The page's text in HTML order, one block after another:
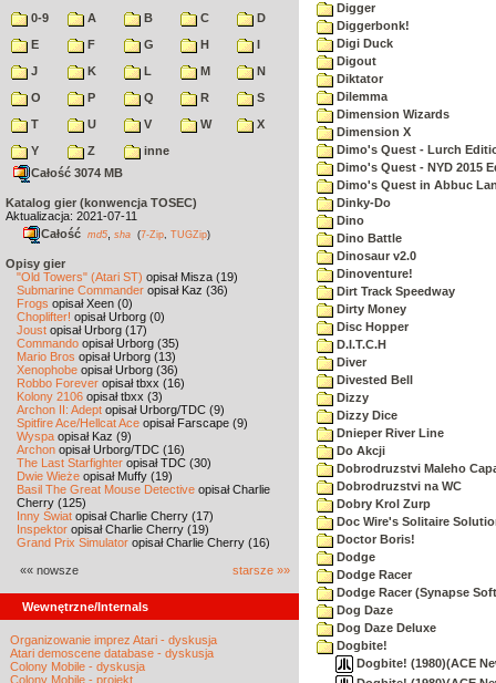
0-9 A B C
D
E
F G H
I
J
K L M
N
O
P Q R
S
T
U V W
X
Y
Z
inne
Całość 3074 MB
Katalog gier (konwencja TOSEC)
Aktualizacja: 2021-07-11
Całość md5 sha (7-Zip TUGZip)
Opisy gier
"Old Towers" (Atari ST) opisał Misza (19)
Submarine Commander opisał Kaz (36)
Frogs opisał Xeen (0)
Choplifter! opisał Urborg (0)
Joust opisał Urborg (17)
Commando opisał Urborg (35)
Mario Bros opisał Urborg (13)
Xenophobe opisał Urborg (36)
Robbo Forever opisał tbxx (16)
Kolony 2106 opisał tbxx (3)
Archon II: Adept opisał Urborg/TDC (9)
Spitfire Ace/Hellcat Ace opisał Farscape (9)
Wyspa opisał Kaz (9)
Archon opisał Urborg/TDC (16)
The Last Starfighter opisał TDC (30)
Dwie Wieże opisał Muffy (19)
Basil The Great Mouse Detective opisał Charlie
Cherry (125)
Inny Świat opisał Charlie Cherry (17)
Inspektor opisał Charlie Cherry (19)
Grand Prix Simulator opisał Charlie Cherry (16)
«« nowsze starsze »»
Wewnętrzne/Internals
Organizowanie imprez Atari - dyskusja
Atari demoscene database - dyskusja
Colony Mobile - dyskusja
Colony Mobile - projekt
Digger
Diggerbonk!
Digi Duck
Digout
Diktator
Dilemma
Dimension Wizards
Dimension X
Dimo's Quest - Lurch
Dimo's Quest - NYD 2015
Dimo's Quest in Abbuc
Dinky-Do
Dino
Dino Battle
Dinosaur v2.0
Dinoventure!
Dirt Track Speedway
Dirty Money
Disc Hopper
D.I.T.C.H
Diver
Divested Bell
Dizzy
Dizzy Dice
Dnieper River Line
Do Akcji
Dobrodruzstvi Maleho
Dobrodruzstvi na WC
Dobry Krol Zurp
Doc Wire's Solitaire
Doctor Boris!
Dodge
Dodge Racer
Dodge Racer (Synapse
Dog Daze
Dog Daze Deluxe
Dogbite!
Dogbite! (1980)(ACE